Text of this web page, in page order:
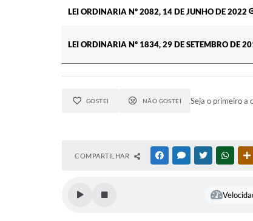
LEI ORDINARIA Nº 2082, 14 DE JUNHO DE 2022
LEI ORDINARIA Nº 1834, 29 DE SETEMBRO DE
GOSTEI NÃO GOSTEI Seja o primeiro a
COMPARTILHAR FACEBOOKMESSENGER
TWITTER